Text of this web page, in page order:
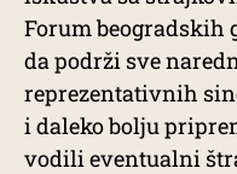
Forum beogradskih
da podrži sve
reprezentativnih
i daleko bolju
vodili eventualni